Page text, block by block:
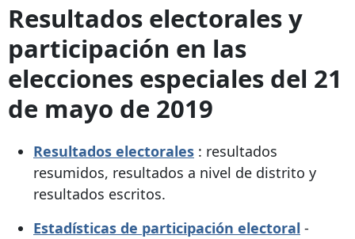
Resultados electorales y
participación en las
elecciones especiales del 21
de mayo de 2019
Resultados electorales : resultados
resumidos, resultados a nivel de distrito y
resultados escritos.
Estadísticas de participación electoral -